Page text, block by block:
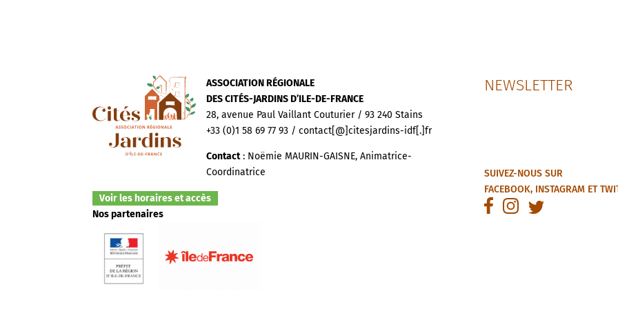
ASSOCIATION RÉGIONALE
DES CITÉS-JARDINS D’ILE-DE-FRANCE
28, avenue Paul Vaillant Couturier / 93 240 Stains
+33 (0)1 58 69 77 93 / contact[@]citesjardins-idf[.]fr
Contact: Noëmie MAURIN-GAISNE, Animatrice-
Coordinatrice
Voir les horaires et accès
Nos partenaires
NEWSLETTER
SUIVEZ-NOUS SUR
FACEBOOK, INSTAGRAMET